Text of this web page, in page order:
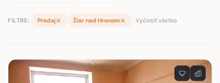
FILTRE: Predaj Žiar nad Hronom Vyčistiť všetko
Zoznam nehnuteľností